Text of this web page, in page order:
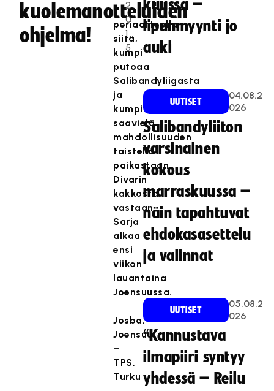
kuolemanotteluiden
ohjelma!
2
0
1
5
-
periaatteella
siitä,
kumpi
putoaa
Salibandyliigasta
ja
kumpi
saavielä
mahdollisuuden
taistella
paikastaan
Divarin
kakkosta
vastaan.
Sarja
alkaa
ensi
viikon
lauantaina
Joensuussa.
Josba,
Joensuu
–
TPS,
Turku
kuussa –
lipunmyynti jo
auki
UUTISET
04.08.2
026
Salibandyliiton
varsinainen
kokous
marraskuussa –
näin tapahtuvat
ehdokasasettelu
ja valinnat
UUTISET
05.08.2
026
“Kannustava
ilmapiiri syntyy
yhdessä – Reilu